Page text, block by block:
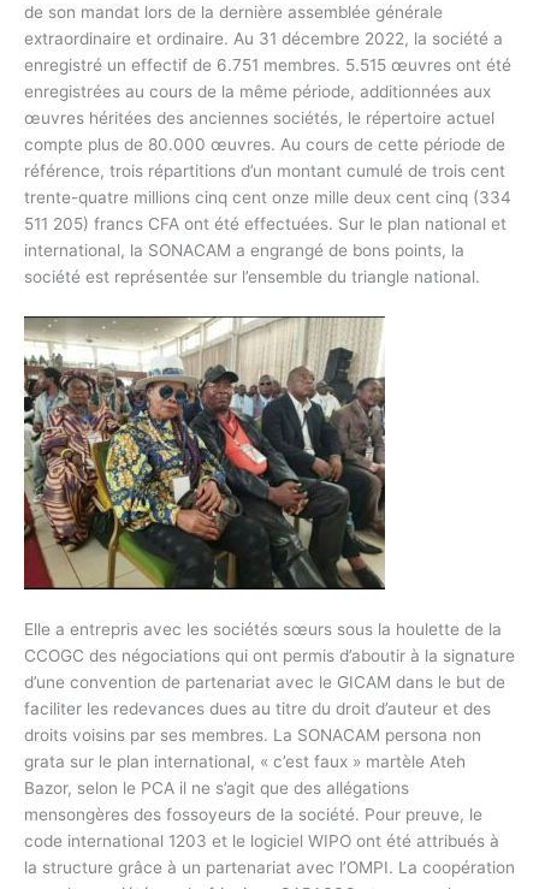
de son mandat lors de la dernière assemblée générale
extraordinaire et ordinaire. Au 31 décembre 2022, la société a
enregistré un effectif de 6.751 membres. 5.515 œuvres ont été
enregistrées au cours de la même période, additionnées aux
œuvres héritées des anciennes sociétés, le répertoire actuel
compte plus de 80.000 œuvres. Au cours de cette période de
référence, trois répartitions d’un montant cumulé de trois cent
trente-quatre millions cinq cent onze mille deux cent cinq (334
511 205) francs CFA ont été effectuées. Sur le plan national et
international, la SONACAM a engrangé de bons points, la
société est représentée sur l’ensemble du triangle national.
Elle a entrepris avec les sociétés sœurs sous la houlette de la
CCOGC des négociations qui ont permis d’aboutir à la signature
d’une convention de partenariat avec le GICAM dans le but de
faciliter les redevances dues au titre du droit d’auteur et des
droits voisins par ses membres. La SONACAM persona non
grata sur le plan international, « c’est faux » martèle Ateh
Bazor, selon le PCA il ne s’agit que des allégations
mensongères des fossoyeurs de la société. Pour preuve, le
code international 1203 et le logiciel WIPO ont été attribués à
la structure grâce à un partenariat avec l’OMPI. La coopération